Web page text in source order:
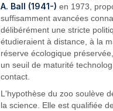
A. Ball (1941-) en 1973,
suffisamment avancées
délibérément une stricte
étudieraient à distance, à la
réserve écologique
un seuil de maturité
contact.
L'hypothèse du zoo soulève
la science. Elle est qualifiée